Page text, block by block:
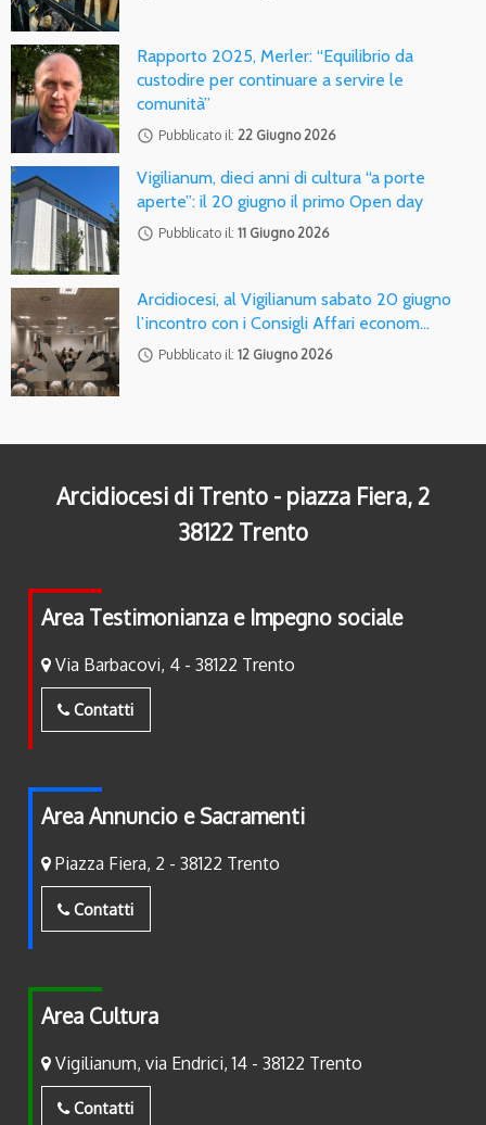
Rapporto 2025, Merler: “Equilibrio da
custodire per continuare a servire le
comunità”
access_time Pubblicato il: 22 Giugno 2026
Vigilianum, dieci anni di cultura “a porte
aperte”: il 20 giugno il primo Open day
access_time Pubblicato il: 11 Giugno 2026
Arcidiocesi, al Vigilianum sabato 20 giugno
l’incontro con i Consigli Affari econom…
access_time Pubblicato il: 12 Giugno 2026
Arcidiocesi di Trento - piazza Fiera, 2
38122 Trento
Area Testimonianza e Impegno sociale
Via Barbacovi, 4 - 38122 Trento
Contatti
Area Annuncio e Sacramenti
Piazza Fiera, 2 - 38122 Trento
Contatti
Area Cultura
Vigilianum, via Endrici, 14 - 38122 Trento
Contatti